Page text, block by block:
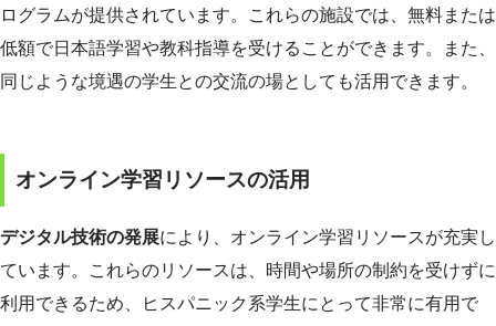
ログラムが提供されています。これらの施設では、無料または
低額で日本語学習や教科指導を受けることができます。また、
同じような境遇の学生との交流の場としても活用できます。
オンライン学習リソースの活用
デジタル技術の発展により、オンライン学習リソースが充実し
ています。これらのリソースは、時間や場所の制約を受けずに
利用できるため、ヒスパニック系学生にとって非常に有用で